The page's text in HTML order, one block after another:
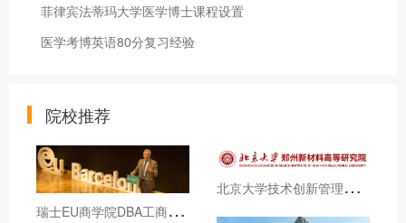
菲律宾法蒂玛大学医学博士课程设置
医学考博英语80分复习经验
院校推荐
瑞
士EU商学院DBA工商管理博士学位课程招生简章
北
京大学技术创新管理与数码营销和澳门旅游大学DBA招生简章（博士学位）